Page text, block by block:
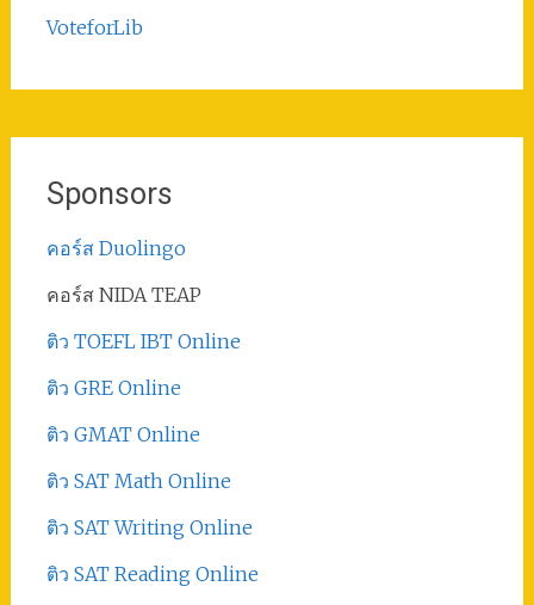
VoteforLib
Sponsors
คอร์ส Duolingo
คอร์ส NIDA TEAP
ติว TOEFL IBT Online
ติว GRE Online
ติว GMAT Online
ติว SAT Math Online
ติว SAT Writing Online
ติว SAT Reading Online